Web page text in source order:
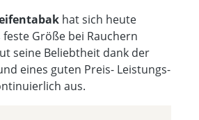
hat sich heute
Größe bei Rauchern
seine Beliebtheit dank der
eines guten Preis- Leistungs-
aus.